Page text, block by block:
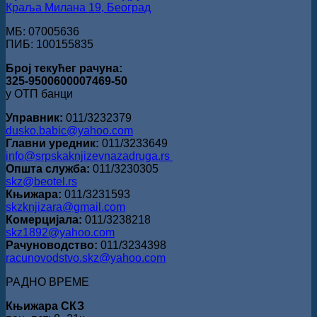
Краља Милана 19, Београд
МБ: 07005636
ПИБ: 100155835
Број текућег рачуна:
325-9500600007469-50
у ОТП банци
Управник: 011/3232379
dusko.babic@yahoo.com
Главни уредник: 011/3233649
info@srpskaknjizevnazadruga.rs
Општа служба: 011/3230305
skz@beotel.rs
Књижара: 011/3231593
skzknjizara@gmail.com
Комерцијала: 011/3238218
skz1892@yahoo.com
Рачуноводство: 011/3234398
racunovodstvo.skz@yahoo.com
РАДНО ВРЕМЕ
Књижара СКЗ